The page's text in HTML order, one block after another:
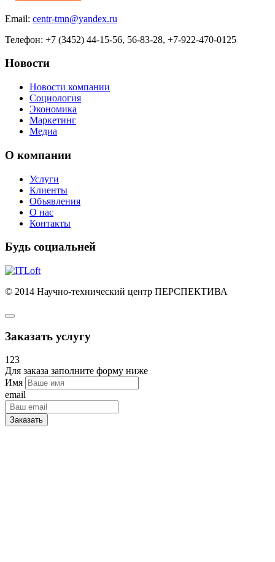
Email: centr-tmn@yandex.ru
Телефон: +7 (3452) 44-15-56, 56-83-28, +7-922-470-0125
Новости
Новости компании
Социология
Экономика
Маркетинг
Медиа
О компании
Услуги
Клиенты
Объявления
О нас
Контакты
Будь социальней
© 2014 Научно-технический центр ПЕРСПЕКТИВА
Заказать услугу
123
Для заказа заполните форму ниже
Имя
email
Заказать